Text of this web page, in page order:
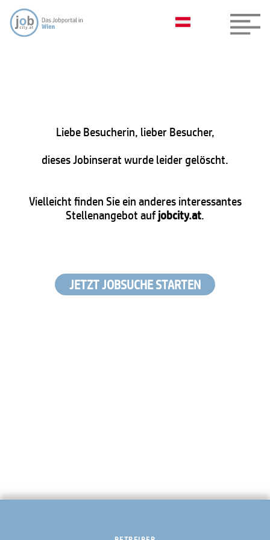
Liebe Besucherin, lieber Besucher,
dieses Jobinserat wurde leider gelöscht.
Vielleicht finden Sie ein anderes interessantes
Stellenangebot aufjobcity.at.
JETZT JOBSUCHE STARTEN